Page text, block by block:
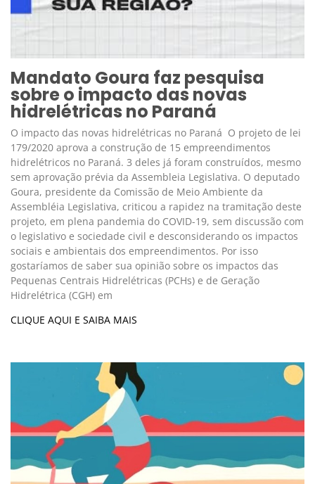
Mandato Goura faz pesquisa
sobre o impacto das novas
hidrelétricas no Paraná
O impacto das novas hidrelétricas no Paraná O projeto de lei
179/2020 aprova a construção de 15 empreendimentos
hidrelétricos no Paraná. 3 deles já foram construídos, mesmo
sem aprovação prévia da Assembleia Legislativa. O deputado
Goura, presidente da Comissão de Meio Ambiente da
Assembléia Legislativa, criticou a rapidez na tramitação deste
projeto, em plena pandemia do COVID-19, sem discussão com
o legislativo e sociedade civil e desconsiderando os impactos
sociais e ambientais dos empreendimentos. Por isso
gostaríamos de saber sua opinião sobre os impactos das
Pequenas Centrais Hidrelétricas (PCHs) e de Geração
Hidrelétrica (CGH) em
CLIQUE AQUI E SAIBA MAIS